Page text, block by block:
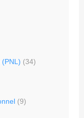
(34)
(9)